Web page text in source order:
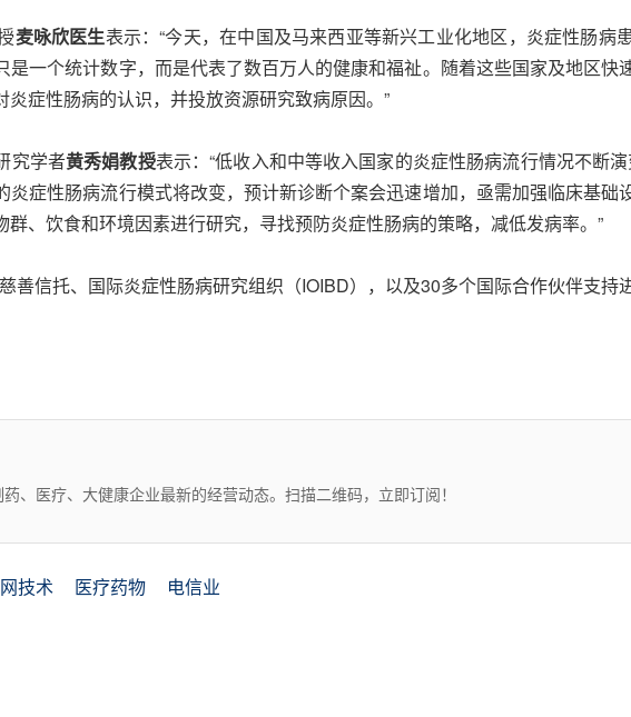
麦咏欣医生表示：“今天，在中国及马来西亚等新兴工业化地区，炎症性肠病
一个统计数字，而是代表了数百万人的健康和福祉。随着这些国家及地区快
症性肠病的认识，并投放资源研究致病原因。”
究学者黄秀娟教授表示：“低收入和中等收入国家的炎症性肠病流行情况不断
症性肠病流行模式将改变，预计新诊断个案会迅速增加，亟需加强临床基础
、饮食和环境因素进行研究，寻找预防炎症性肠病的策略，减低发病率。”
善信托、国际炎症性肠病研究组织（IOIBD），以及30多个国际合作伙伴支持进
、医疗、大健康企业最新的经营动态。扫描二维码，立即订阅！
技术 医疗药物 电信业